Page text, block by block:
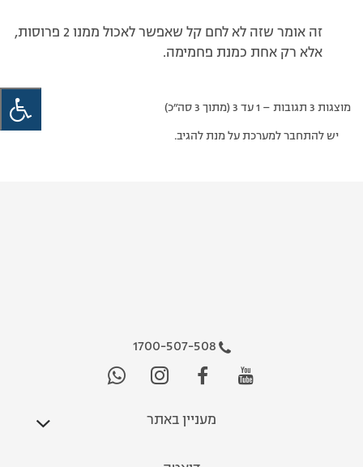
זה אומר שזה לא לחם קל שאפשר לאכול ממנו 2 פרוסות,
אלא רק אחת כמנת פחמימה.
מוצגות 3 תגובות – 1 עד 3 (מתוך 3 סה״כ)
יש להתחבר למערכת על מנת להגיב.
1700-507-508
מעניין באתר